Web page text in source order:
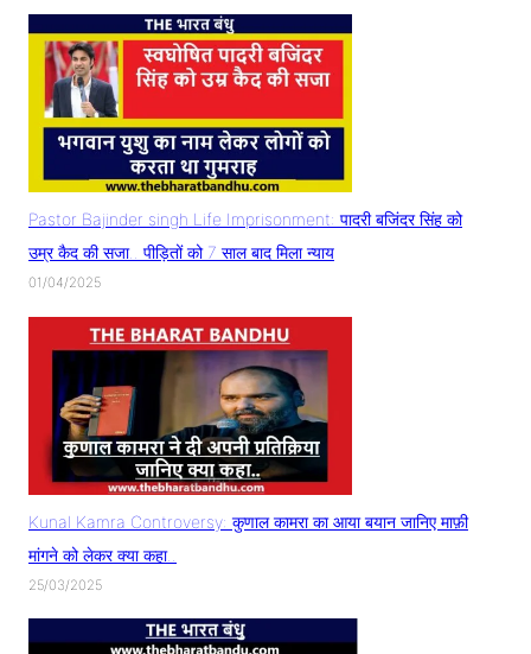
Pastor Bajinder singh Life Imprisonment: पादरी बजिंदर सिंह को
उम्र कैद की सजा.. पीड़ितों को 7 साल बाद मिला न्याय
01/04/2025
Kunal Kamra Controversy: कुणाल कामरा का आया बयान जानिए माफ़ी
मांगने को लेकर क्या कहा..
25/03/2025